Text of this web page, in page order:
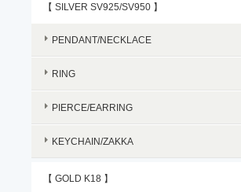
【 SILVER SV925/SV950 】
PENDANT/NECKLACE
RING
PIERCE/EARRING
KEYCHAIN/ZAKKA
【 GOLD K18 】